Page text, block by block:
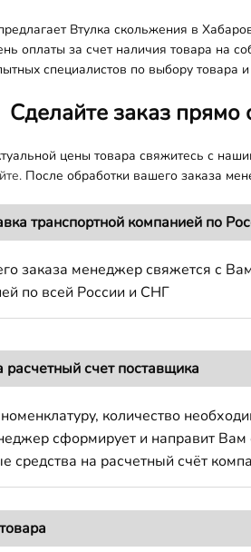
Втулка скольжения в
оплаты за счет наличия товара на
специалистов по выбору товара
Сделайте заказ
цены товара свяжитесь с
После обработки вашего заказа
транспортной компанией по
заказа менеджер свяжется с
по всей России и СНГ
счет поставщика
количество
сформирует и направит Вам
средства на расчетный счёт